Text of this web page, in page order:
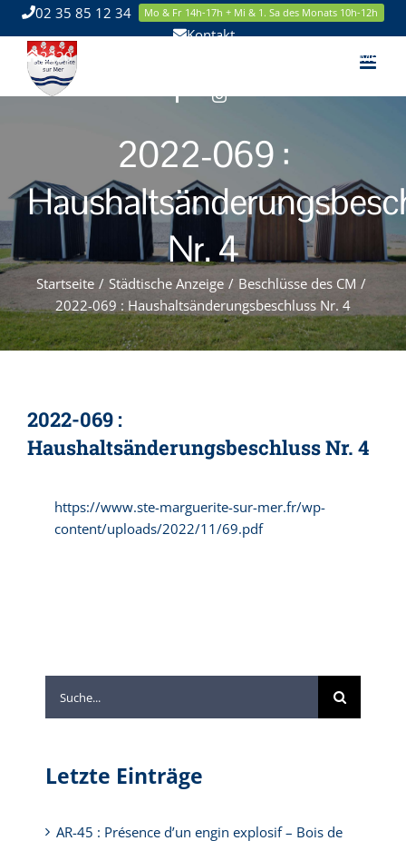
Zum
Inhalt
springen
02 35 85 12 34 Mo & Fr 14h-17h + Mi & 1. Sa des Monats 10h-12h
Kontakt
2220 Route de la Mer 76119 Sainte Marguerite sur Mer
FacebookInstagram
2022-069 :
Nr. 4
Startseite / Städtische Anzeige / Beschlüsse des CM /
2022-069 : Haushaltsänderungsbeschluss Nr. 4
2022-069 :
Haushaltsänderungsbeschluss Nr. 4
https://www.ste-marguerite-sur-mer.fr/wp-
content/uploads/2022/11/69.pdf
nach:
Letzte Einträge
AR-45 : Présence d’un engin explosif – Bois de